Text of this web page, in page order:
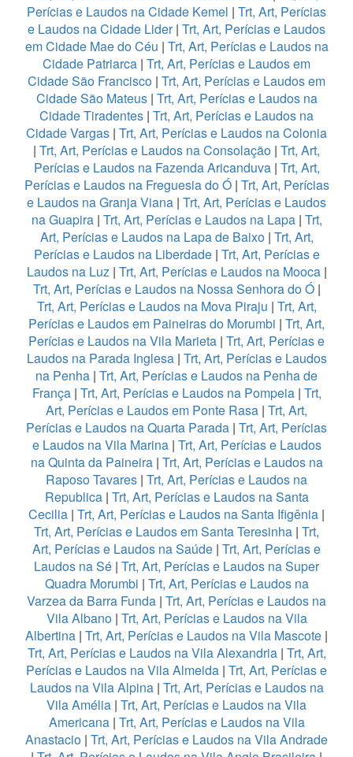
Perícias e Laudos na Cidade Kemel | Trt, Art, Perícias
e Laudos na Cidade Lider| Trt, Art, Perícias e Laudos
em Cidade Mae do Céu | Trt, Art, Perícias e Laudos na
Cidade Patriarca | Trt, Art, Perícias e Laudos em
Cidade São Francisco | Trt, Art, Perícias e Laudos em
Cidade São Mateus| Trt, Art, Perícias e Laudos na
Cidade Tiradentes | Trt, Art, Perícias e Laudos na
Cidade Vargas | Trt, Art, Perícias e Laudos na Colonia
| Trt, Art, Perícias e Laudos na Consolação | Trt, Art,
Perícias e Laudos na Fazenda Aricanduva| Trt, Art,
Perícias e Laudos na Freguesia do Ó| Trt, Art, Perícias
e Laudos na Granja Viana | Trt, Art, Perícias e Laudos
na Guapira| Trt, Art, Perícias e Laudos na Lapa| Trt,
Art, Perícias e Laudos na Lapa de Baixo | Trt, Art,
Perícias e Laudos na Liberdade | Trt, Art, Perícias e
Laudos na Luz| Trt, Art, Perícias e Laudos na Mooca|
Trt, Art, Perícias e Laudos na Nossa Senhora do Ó|
Trt, Art, Perícias e Laudos na Mova Piraju | Trt, Art,
Perícias e Laudos em Paineiras do Morumbi | Trt, Art,
Perícias e Laudos na Vila Marieta | Trt, Art, Perícias e
Laudos na Parada Inglesa | Trt, Art, Perícias e Laudos
na Penha | Trt, Art, Perícias e Laudos na Penha de
França | Trt, Art, Perícias e Laudos na Pompeia| Trt,
Art, Perícias e Laudos em Ponte Rasa | Trt, Art,
Perícias e Laudos na Quarta Parada | Trt, Art, Perícias
e Laudos na Vila Marina| Trt, Art, Perícias e Laudos
na Quinta da Paineira| Trt, Art, Perícias e Laudos na
Raposo Tavares | Trt, Art, Perícias e Laudos na
Republica| Trt, Art, Perícias e Laudos na Santa
Cecilia | Trt, Art, Perícias e Laudos na Santa Ifigênia |
Trt, Art, Perícias e Laudos em Santa Teresinha | Trt,
Art, Perícias e Laudos na Saúde | Trt, Art, Perícias e
Laudos na Sé | Trt, Art, Perícias e Laudos na Super
Quadra Morumbi | Trt, Art, Perícias e Laudos na
Varzea da Barra Funda | Trt, Art, Perícias e Laudos na
Vila Albano| Trt, Art, Perícias e Laudos na Vila
Albertina | Trt, Art, Perícias e Laudos na Vila Mascote |
Trt, Art, Perícias e Laudos na Vila Alexandria| Trt, Art,
Perícias e Laudos na Vila Almeida | Trt, Art, Perícias e
Laudos na Vila Alpina | Trt, Art, Perícias e Laudos na
Vila Amélia | Trt, Art, Perícias e Laudos na Vila
Americana| Trt, Art, Perícias e Laudos na Vila
Anastacio | Trt, Art, Perícias e Laudos na Vila Andrade